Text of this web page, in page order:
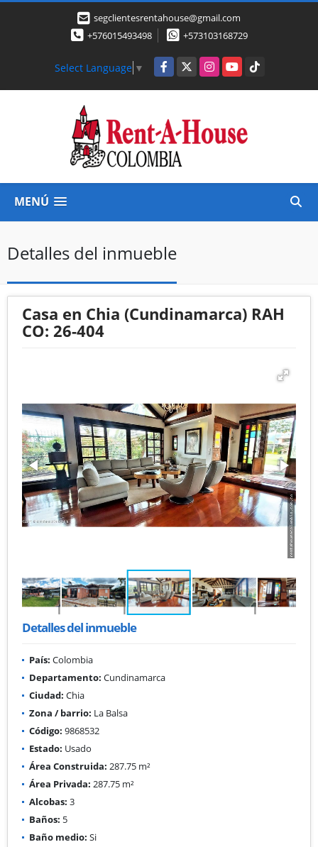
segclientesrentahouse@gmail.com
+576015493498
+573103168729
Select Language ▼ Facebook
X InstagramYouTubeTikTok
MENÚ
Detalles del inmueble
Casa en Chia (Cundinamarca) RAH
CO: 26-404
Detalles del inmueble
País: Colombia
Departamento: Cundinamarca
Ciudad: Chia
Zona / barrio: La Balsa
Código: 9868532
Estado: Usado
Área Construida: 287.75 m²
Área Privada: 287.75 m²
Alcobas: 3
Baños: 5
Baño medio: Si